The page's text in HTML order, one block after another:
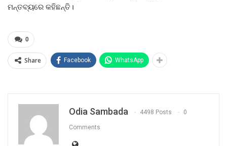
ମନ୍ତବ୍ୟରେ କହିଛନ୍ତି।
0
Share Facebook WhatsApp
Odia Sambada 4498 Posts 0
Comments